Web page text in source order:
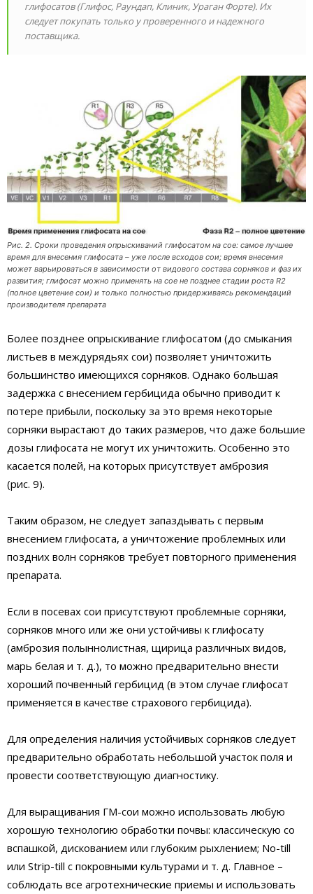
глифосатов (Глифос, Раундап, Клиник, Ураган Форте). Их
следует покупать только у проверенного и надежного
поставщика.
Рис. 2. Сроки проведения опрыскиваний глифосатом на сое: самое лучшее
время для внесения глифосата – уже после всходов сои; время внесения
может варьироваться в зависимости от видового состава сорняков и фаз их
развития; глифосат можно применять на сое не позднее стадии роста R2
(полное цветение сои) и только полностью придерживаясь рекомендаций
производителя препарата
Более позднее опрыскивание глифосатом (до смыкания
листьев в междурядьях сои) позволяет уничтожить
большинство имеющихся сорняков. Однако большая
задержка с внесением гербицида обычно приводит к
потере прибыли, поскольку за это время некоторые
сорняки вырастают до таких размеров, что даже большие
дозы глифосата не могут их уничтожить. Особенно это
касается полей, на которых присутствует амброзия
(рис. 9).
Таким образом, не следует запаздывать с первым
внесением глифосата, а уничтожение проблемных или
поздних волн сорняков требует повторного применения
препарата.
Если в посевах сои присутствуют проблемные сорняки,
сорняков много или же они устойчивы к глифосату
(амброзия полыннолистная, щирица различных видов,
марь белая и т. д.), то можно предварительно внести
хороший почвенный гербицид (в этом случае глифосат
применяется в качестве страхового гербицида).
Для определения наличия устойчивых сорняков следует
предварительно обработать небольшой участок поля и
провести соответствующую диагностику.
Для выращивания ГМ-сои можно использовать любую
хорошую технологию обработки почвы: классическую со
вспашкой, дискованием или глубоким рыхлением; No-till
или Strip-till с покровными культурами и т. д. Главное –
соблюдать все агротехнические приемы и использовать